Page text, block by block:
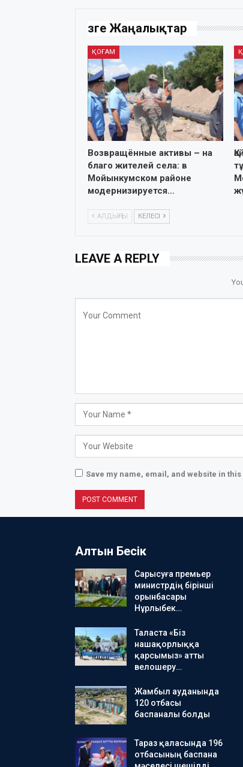
Өзге Жаңалықтар
ҚОҒАМ
Возвращённые активы – на
благо жителей села: в
Мойынкумском районе
модернизируется…
АЛДЫҢҒЫ КЕЛЕСІ
LEAVE A REPLY
Save my name, email, and website in
Алтын Бесік
Сарысуға премьер
министрдің бірінші
орынбасары
Нұрлыбек…
Таласта «Біз
нашақорлыққа
қарсымыз» атты
велошеру…
Жамбыл ауданында
120 отбасы
баспаналы болды
Тараз қаласында 196
отбасының баспана